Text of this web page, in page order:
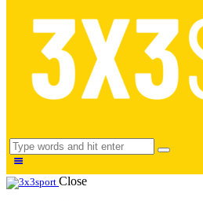
Close